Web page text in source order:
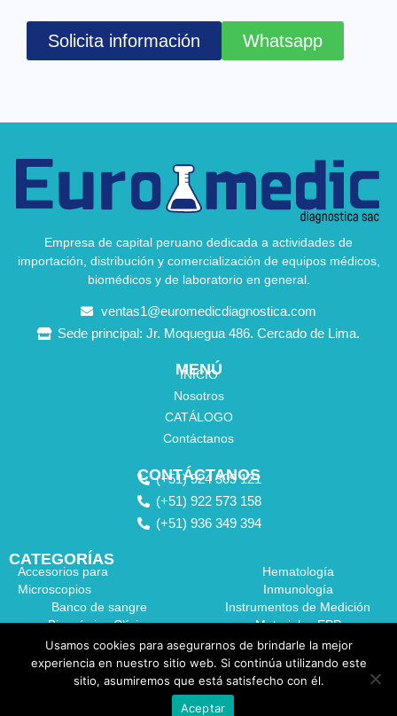
Solicita información Whatsapp
Empresa de capital peruano dedicada a actividades de
importación, distribución y comercialización de equipos médicos,
biomédicos y de laboratorio en general.
ventas1@euromedicdiagnostica.com
Sede principal: Jr. Moquegua 486. Cercado de Lima.
MENÚ
INICIO
Nosotros
CATÁLOGO
Contáctanos
CONTÁCTANOS
(+51) 924 309 121
(+51) 922 573 158
(+51) 936 349 394
CATEGORÍAS
Accesorios para
Microscopios
Banco de sangre
Bioquímica Clínica
Coagulación
Dispositivos de Laboratorio
Equipos de Laboratorio
Hematología
Inmunología
Instrumentos de Medición
Materiales EPP
Medidor de Hemoglobina
Usamos cookies para asegurarnos de brindarle la mejor
experiencia en nuestro sitio web. Si continúa utilizando este
sitio, asumiremos que está satisfecho con él.
Aceptar